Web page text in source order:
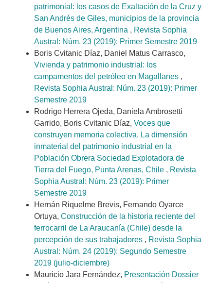
patrimonial: los casos de Exaltación de la Cruz y
San Andrés de Giles, municipios de la provincia
de Buenos Aires, Argentina , Revista Sophia
Austral: Núm. 23 (2019): Primer Semestre 2019
Boris Cvitanic Díaz, Daniel Matus Carrasco,
Vivienda y patrimonio industrial: los
campamentos del petróleo en Magallanes ,
Revista Sophia Austral: Núm. 23 (2019): Primer
Semestre 2019
Rodrigo Herrera Ojeda, Daniela Ambrosetti
Garrido, Boris Cvitanic Díaz, Voces que
construyen memoria colectiva. La dimensión
inmaterial del patrimonio industrial en la
Población Obrera Sociedad Explotadora de
Tierra del Fuego, Punta Arenas, Chile , Revista
Sophia Austral: Núm. 23 (2019): Primer
Semestre 2019
Hernán Riquelme Brevis, Fernando Oyarce
Ortuya, Construcción de la historia reciente del
ferrocarril de La Araucanía (Chile) desde la
percepción de sus trabajadores , Revista Sophia
Austral: Núm. 24 (2019): Segundo Semestre
2019 (julio-diciembre)
Mauricio Jara Fernández, Presentación Dossier